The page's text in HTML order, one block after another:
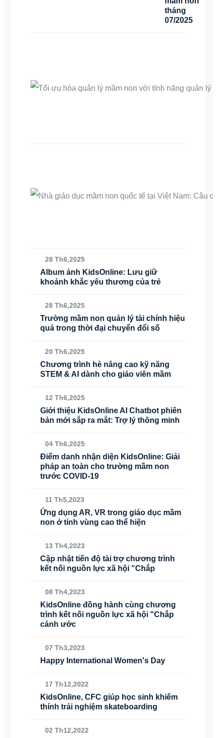
tháng
07/2025
28 Th6,2025
Album ảnh KidsOnline: Lưu giữ
khoảnh khắc yêu thương của trẻ
28 Th6,2025
Trường mầm non quản lý tài chính hiệu
quả trong thời đại chuyển đổi số
20 Th6,2025
Chương trình hè nâng cao kỹ năng
STEM & AI dành cho giáo viên mầm
12 Th6,2025
Giới thiệu KidsOnline AI Chatbot phiên
bản mới sắp ra mắt: Trợ lý thông minh
04 Th6,2025
Điểm danh nhận diện KidsOnline: Giải
pháp an toàn cho trường mầm non
trước COVID-19
11 Th5,2023
Ứng dụng AR, VR trong giáo dục mầm
non ở tỉnh vùng cao thể hiện
13 Th4,2023
Cập nhật tiến độ tài trợ chương trình
kết nối nguồn lực xã hội "Chắp
08 Th4,2023
KidsOnline đồng hành cùng chương
trình kết nối nguồn lực xã hội "Chắp
cánh ước
07 Th3,2023
Happy International Women's Day
17 Th12,2022
KidsOnline, CFC giúp học sinh khiếm
thính trải nghiệm skateboarding
02 Th12,2022